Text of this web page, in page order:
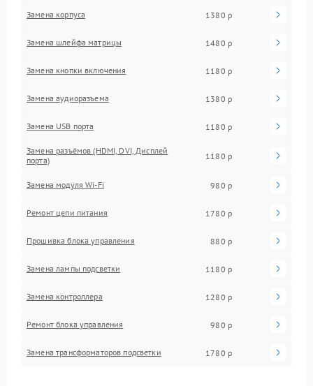
Замена корпуса 1380 р
Замена шлейфа матрицы 1480 р
Замена кнопки включения 1180 р
Замена аудиоразъема 1380 р
Замена USB порта 1180 р
Замена разъёмов (HDMI, DVI, Дисплей
порта)
1180 р
Замена модуля Wi-Fi 980 р
Ремонт цепи питания 1780 р
Прошивка блока управления 880 р
Замена лампы подсветки 1180 р
Замена контроллера 1280 р
Ремонт блока управления 980 р
Замена трансформаторов подсветки 1780 р